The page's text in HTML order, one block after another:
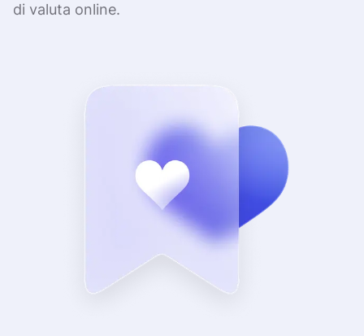
di valuta online.